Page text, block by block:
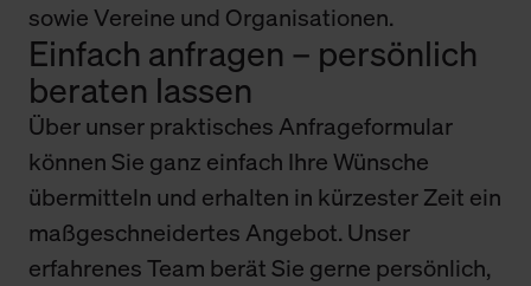
sowie Vereine und Organisationen.
Einfach anfragen – persönlich
beraten lassen
Über unser praktisches Anfrageformular
können Sie ganz einfach Ihre Wünsche
übermitteln und erhalten in kürzester Zeit ein
maßgeschneidertes Angebot. Unser
erfahrenes Team berät Sie gerne persönlich,